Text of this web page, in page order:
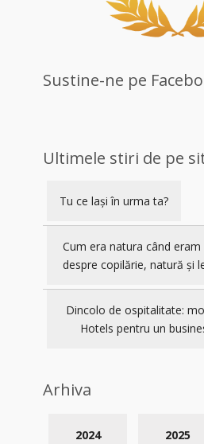
Sustine-ne pe
Ultimele stiri de pe
Tu ce lași în urma ta?
Cum era natura când
despre copilărie, natură și
Dincolo de ospitalitate:
Hotels pentru un
Arhiva
2025
2024